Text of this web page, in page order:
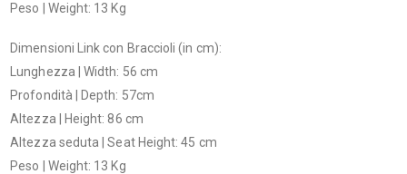
Peso | Weight: 13 Kg
Dimensioni Link con Braccioli (in cm):
Lunghezza | Width: 56 cm
Profondità | Depth: 57cm
Altezza | Height: 86 cm
Altezza seduta | Seat Height: 45 cm
Peso | Weight: 13 Kg